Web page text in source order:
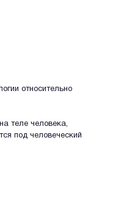
относительно
теле человека,
под человеческий